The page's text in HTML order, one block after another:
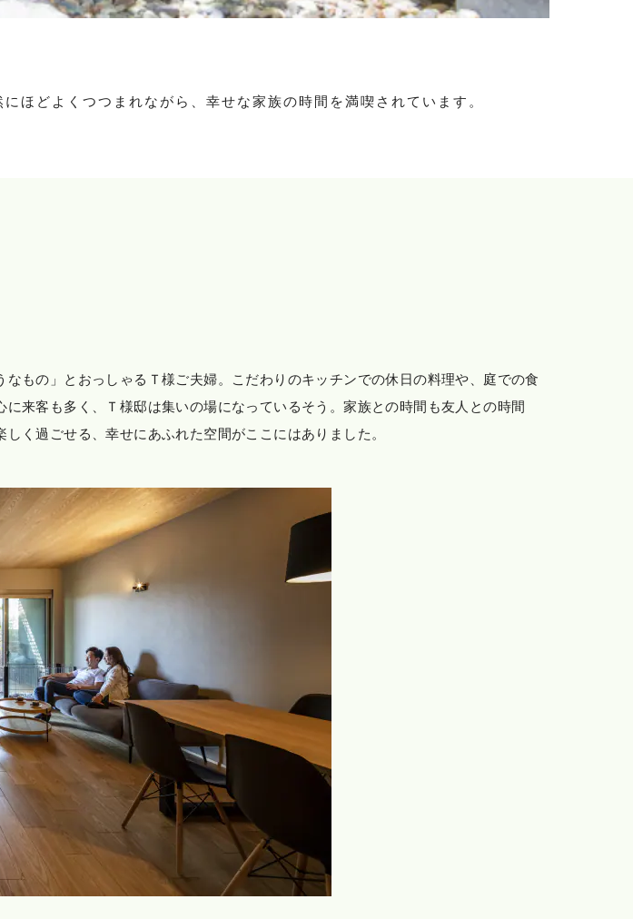
ほどよくつつまれながら、幸せな家族の時間を満喫されています。
なもの」とおっしゃるＴ様ご夫婦。こだわりのキッチンでの休日の料理や、庭での食
来客も多く、Ｔ様邸は集いの場になっているそう。家族との時間も友人との時間
く過ごせる、幸せにあふれた空間がここにはありました。